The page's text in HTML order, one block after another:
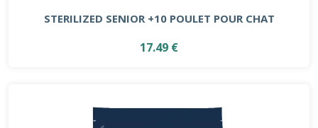
STERILIZED SENIOR +10 POULET POUR CHAT
17.49 €